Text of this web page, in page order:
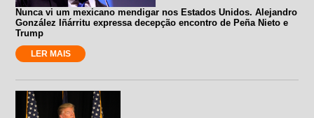
Nunca vi um mexicano mendigar nos Estados Unidos. Alejandro
González Iñárritu expressa decepção encontro de Peña Nieto e
Trump
LER MAIS